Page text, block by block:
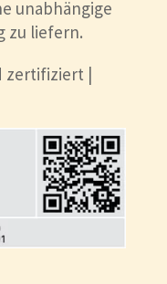
unabhängige
zu liefern.
zertifiziert |